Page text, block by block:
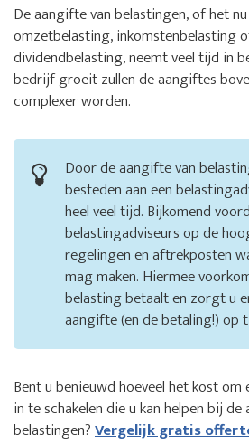
De aangifte van belastingen, of het
omzetbelasting, inkomstenbelasting
dividendbelasting, neemt veel tijd in
bedrijf groeit zullen de aangiftes
complexer worden.
Door de aangifte van
besteden aan een
heel veel tijd. Bijkomend
belastingadviseurs op de
regelingen en aftrekposten
mag maken. Hiermee
belasting betaalt en zorgt u
aangifte (en de betaling!) op
Bent u benieuwd hoeveel het kost
in te schakelen die u kan helpen bij
belastingen?Vergelijk gratis